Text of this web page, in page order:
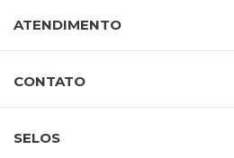
ATENDIMENTO
CONTATO
SELOS